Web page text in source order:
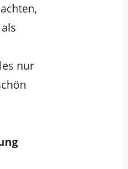
nur